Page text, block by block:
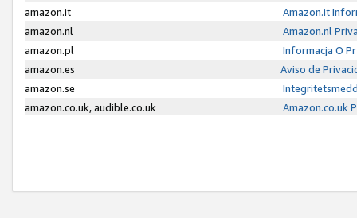
amazon.it
Amazon.it
amazon.nl
Amazon.nl
amazon.pl
Informacja O
amazon.es
Aviso de
amazon.se
amazon.co.uk, audible.co.uk
Amazon.co.uk